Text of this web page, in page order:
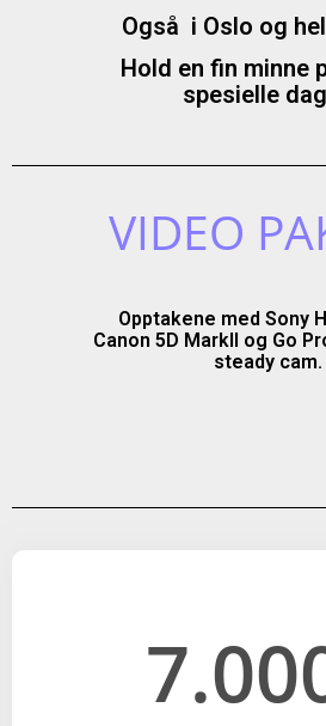
Også i Oslo og
Hold en fin minne
spesielle
VIDEO
Opptakene med Sony
Canon 5D MarkII og Go
steady cam.